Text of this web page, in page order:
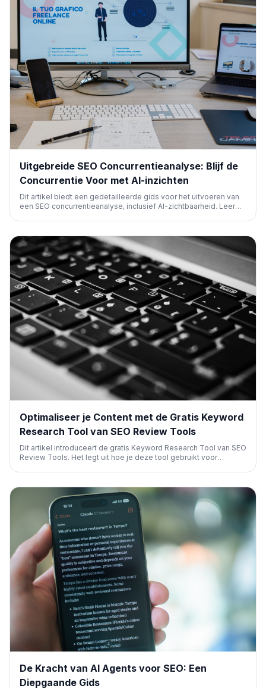
Uitgebreide SEO Concurrentieanalyse: Blijf de
Concurrentie Voor met AI-inzichten
Dit artikel biedt een gedetailleerde gids voor het uitvoeren van
een SEO concurrentieanalyse, inclusief AI-zichtbaarheid. Leer
eigen strategie te optimaliseren.
Optimaliseer je Content met de Gratis Keyword
Research Tool van SEO Review Tools
Dit artikel introduceert de gratis Keyword Research Tool van SEO
Review Tools. Het legt uit hoe je deze tool gebruikt voor
stappenplan voor hogere rankings en betere contentprestaties.
De Kracht van AI Agents voor SEO: Een
Diepgaande Gids